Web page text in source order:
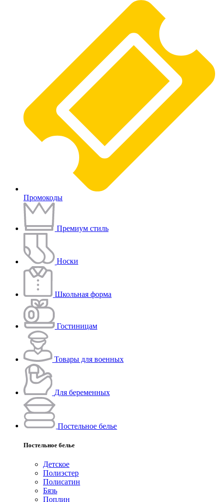
Промокоды
Премиум стиль
Носки
Школьная форма
Гостиницам
Товары для военных
Для беременных
Постельное белье
Постельное белье
Детское
Полиэстeр
Полисатин
Бязь
Поплин